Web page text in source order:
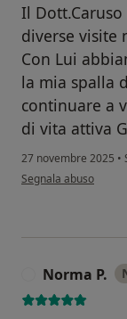
Il
diverse visite
Con Lui
la mia spalla
continuare a
di vita attiva
27 novembre 2025 •
secondo l'opinione
Segnala abuso
Norma P.